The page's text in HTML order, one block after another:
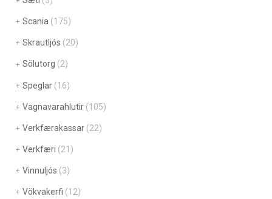
Scania (175)
Skrautljós (20)
Sölutorg (2)
Speglar (16)
Vagnavarahlutir (105)
Verkfærakassar (22)
Verkfæri (21)
Vinnuljós (3)
Vökvakerfi (12)